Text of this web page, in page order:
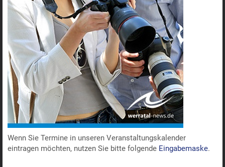
Wenn Sie Termine in unseren Veranstaltungskalender
eintragen möchten, nutzen Sie bitte folgende Eingabemaske.